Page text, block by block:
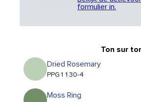
formulier in.
Ton sur
Dried Rosemary
PPG1130-4
Moss Ring